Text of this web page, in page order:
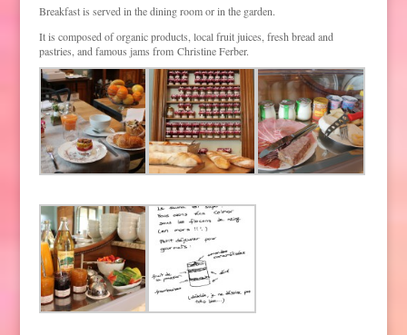
Breakfast is served in the dining room or in the garden.
It is composed of organic products, local fruit juices, fresh bread and
pastries, and famous jams from Christine Ferber.